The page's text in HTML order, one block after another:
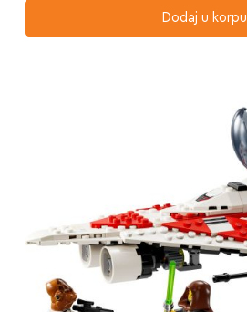
Dodaj u korpu